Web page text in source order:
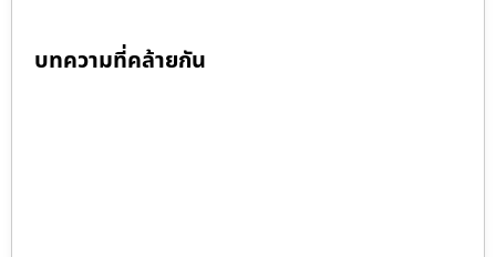
บทความที่คล้ายกัน